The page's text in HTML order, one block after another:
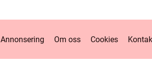
Annonsering Om oss Cookies